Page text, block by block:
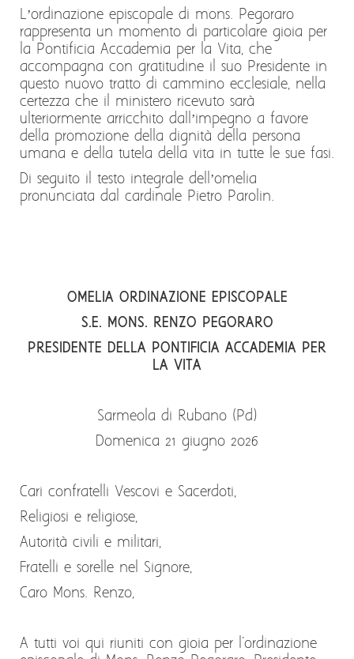
L’ordinazione episcopale di mons. Pegoraro
rappresenta un momento di particolare gioia per
la Pontificia Accademia per la Vita, che
accompagna con gratitudine il suo Presidente in
questo nuovo tratto di cammino ecclesiale, nella
certezza che il ministero ricevuto sarà
ulteriormente arricchito dall’impegno a favore
della promozione della dignità della persona
umana e della tutela della vita in tutte le sue fasi.
Di seguito il testo integrale dell’omelia
pronunciata dal cardinale Pietro Parolin.
OMELIA ORDINAZIONE EPISCOPALE
S.E. MONS. RENZO PEGORARO
PRESIDENTE DELLA PONTIFICIA ACCADEMIA PER
LA VITA
Sarmeola di Rubano (Pd)
Domenica 21 giugno 2026
Cari confratelli Vescovi e Sacerdoti,
Religiosi e religiose,
Autorità civili e militari,
Fratelli e sorelle nel Signore,
Caro Mons. Renzo,
A tutti voi qui riuniti con gioia per l'ordinazione